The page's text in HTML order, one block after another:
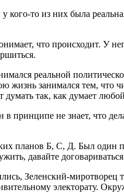
то из них была
что происходит. У
реальной
занимался тем, что
так, как думает любой
не знает, что
планов Б, С, Д. Был
давайте
Зеленский-
электорату.